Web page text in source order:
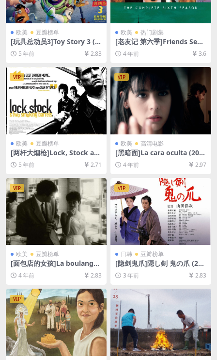
欧美 豆瓣榜单
[玩具总动员3]Toy Story 3 (2
010)[百度网盘+迅雷云盘资源
1080P超清未删减][MP4/6.7G
B][中英字幕]
5 年前 2.83
欧美 热门剧集
[老友记 第六季]Friends Seas
on 6 (1999)[百度网盘+夸克网
盘资源1080P超清未删减][MP
4/31GB][中英字幕]
4 年前 3.6
VIP
欧美 豆瓣榜单
[两杆大烟枪]Lock, Stock an
d Two Smoking Barrels (19
98)[百度网盘+迅雷云盘资源1
B][中英字幕]
5 年前 2.71
VIP
欧美 高清电影
[黑暗面]La cara oculta (201
1)[百度网盘+迅雷云盘资源10
80P超清未删减][MP4/5.8GB]
4 年前 2.97
VIP
欧美 豆瓣榜单
[面包店的女孩]La boulangèr
e de Monceau (1963)[百度
网盘+迅雷云盘资源1080P超
清未删减][MP4/1.2GB][中文
字幕]
4 年前 2.83
VIP
日韩 豆瓣榜单
[隐剑鬼爪]隠し剣 鬼の爪 (200
4)[百度网盘+夸克网盘1080P
超清未删减资源][网盘在线播
放/下载][MP4/8.6GB][中文字
幕]
3 年前 2.83
VIP